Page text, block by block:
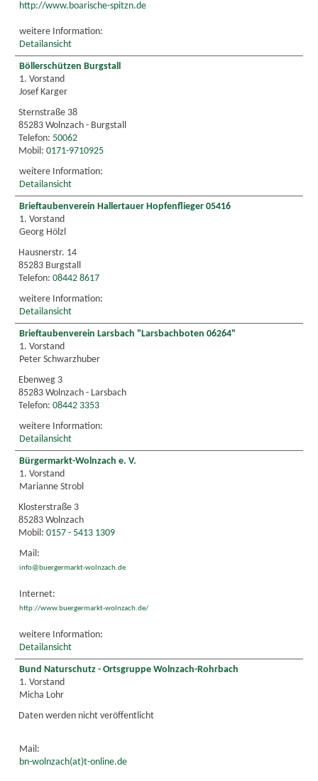
http://www.boarische-spitzn.de
weitere Information:
Detailansicht
Böllerschützen Burgstall
1. Vorstand
Josef Karger
Sternstraße 38
85283 Wolnzach - Burgstall
Telefon: 50062
Mobil: 0171-9710925
weitere Information:
Detailansicht
Brieftaubenverein Hallertauer Hopfenflieger 05416
1. Vorstand
Georg Hölzl
Hausnerstr. 14
85283 Burgstall
Telefon: 08442 8617
weitere Information:
Detailansicht
Brieftaubenverein Larsbach "Larsbachboten 06264"
1. Vorstand
Peter Schwarzhuber
Ebenweg 3
85283 Wolnzach - Larsbach
Telefon: 08442 3353
weitere Information:
Detailansicht
Bürgermarkt-Wolnzach e. V.
1. Vorstand
Marianne Strobl
Klosterstraße 3
85283 Wolnzach
Mobil: 0157 - 5413 1309
Mail:
info@buergermarkt-wolnzach.de
Internet:
http://www.buergermarkt-wolnzach.de/
weitere Information:
Detailansicht
Bund Naturschutz - Ortsgruppe Wolnzach-Rohrbach
1. Vorstand
Micha Lohr
Daten werden nicht veröffentlicht
Mail:
bn-wolnzach(at)t-online.de